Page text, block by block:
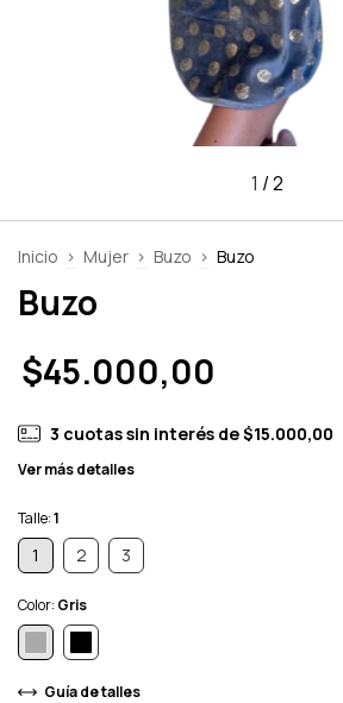
1 /2
Inicio > Mujer > Buzo > Buzo
Buzo
$45.000,00
3 cuotas sin interés de$15.000,00
Ver más detalles
Talle:1
1 2 3
Color: Gris
Guía de talles